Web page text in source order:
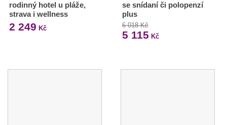
rodinný hotel u pláže,
strava i wellness
2 249 Kč
se snídaní či polopenzí
plus
6 018 Kč
5 115 Kč